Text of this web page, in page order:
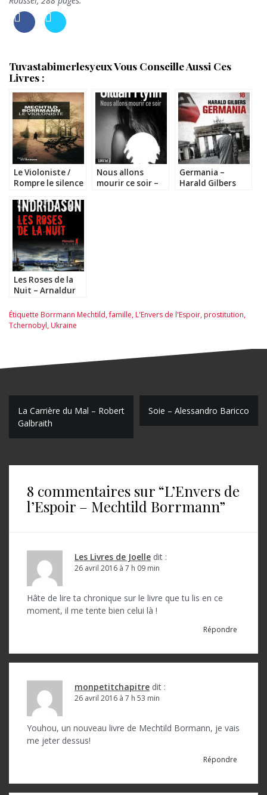
Tuvastabimerlesyeux Vous Conseille Aussi Ces
Livres :
Le Violoniste /
Rompre le silence
Borrmann
Nous allons
mourir ce soir –
Germania –
Harald Gilbers
Les Roses de la
Nuit – Arnaldur
Étiquette Borrmann Mechtild,famille,L'Envers de l'Espoir,prostitution,
Tchernobyl,Ukraine
N
a
l
La Carrière du Mal – Robert
Galbraith
Soie – Alessandro Baricco
8 commentaires sur “L’Envers de
l’Espoir – Mechtild Borrmann”
Les Livres de Joelle dit :
26 avril 2016 à 7 h 09 min
Hâte de lire ta chronique sur le livre que tu lis en ce
moment, il me tente bien celui là !
Répondre
monpetitchapitre dit :
26 avril 2016 à 7 h 53 min
Youhou, un nouveau livre de Mechtild Bormann, je vais
me jeter dessus!
Répondre